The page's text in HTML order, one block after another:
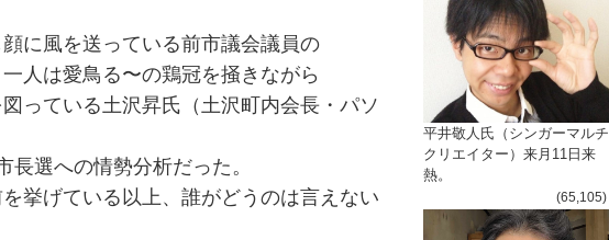
に風を送っている前市議会議員の
人は愛鳥る〜の鶏冠を掻きながら
っている土沢昇氏（土沢町内会長・パソ
長選への情勢分析だった。
挙げている以上、誰がどうのは言えない
平井敬人氏（シンガーマルチ
クリエイター）来月11日来
熱。
(65,105)